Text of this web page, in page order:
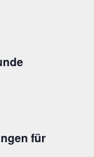
für